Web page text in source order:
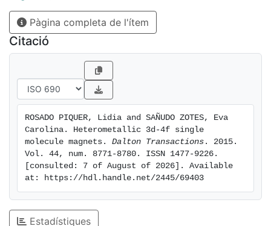
Pàgina completa de l'ítem
Citació
ROSADO PIQUER, Lidia and SAÑUDO ZOTES, Eva
Carolina. Heterometallic 3d-4f single
molecule magnets. Dalton Transactions . 2015.
Vol. 44, num. 8771-8780. ISSN 1477-9226.
[consulted: 7 of August of 2026]. Available
at: https://hdl.handle.net/2445/69403
Estadístiques